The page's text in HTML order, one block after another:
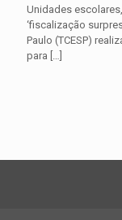
Unidades
‘fiscalização
Paulo (TCESP)
para […]